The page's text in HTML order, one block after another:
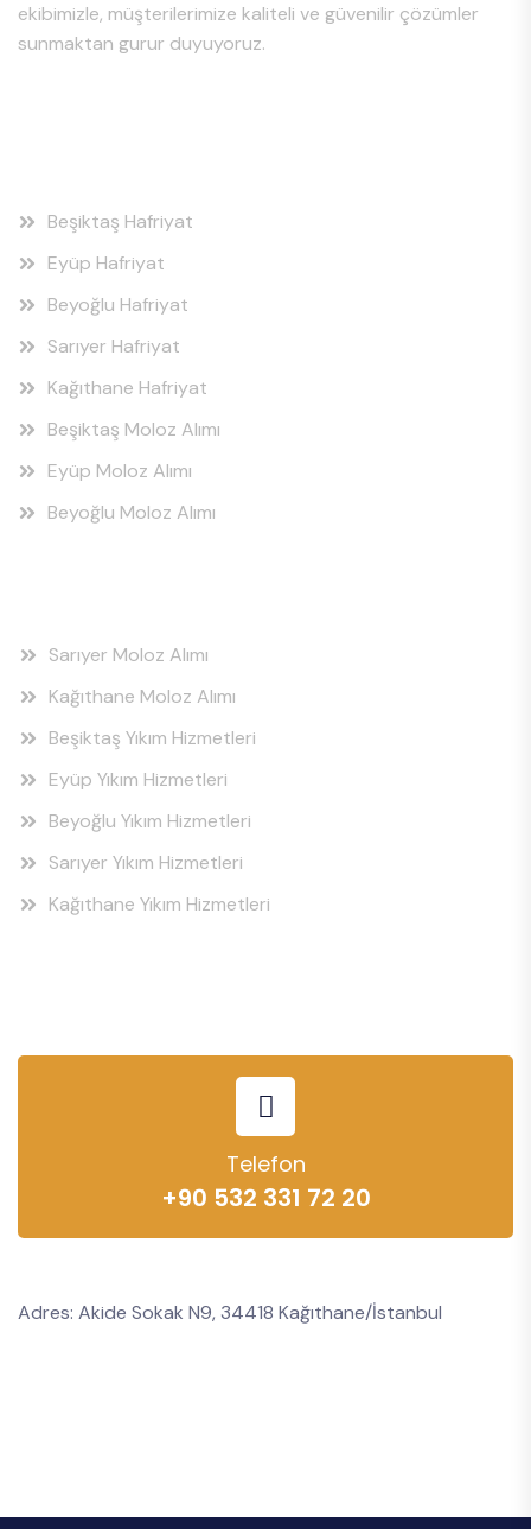
ekibimizle, müşterilerimize kaliteli ve güvenilir çözümler
sunmaktan gurur duyuyoruz.
Beşiktaş Hafriyat
Eyüp Hafriyat
Beyoğlu Hafriyat
Sarıyer Hafriyat
Kağıthane Hafriyat
Beşiktaş Moloz Alımı
Eyüp Moloz Alımı
Beyoğlu Moloz Alımı
Sarıyer Moloz Alımı
Kağıthane Moloz Alımı
Beşiktaş Yıkım Hizmetleri
Eyüp Yıkım Hizmetleri
Beyoğlu Yıkım Hizmetleri
Sarıyer Yıkım Hizmetleri
Kağıthane Yıkım Hizmetleri
Telefon
+90 532 331 72 20
Adres: Akide Sokak N9, 34418 Kağıthane/İstanbul